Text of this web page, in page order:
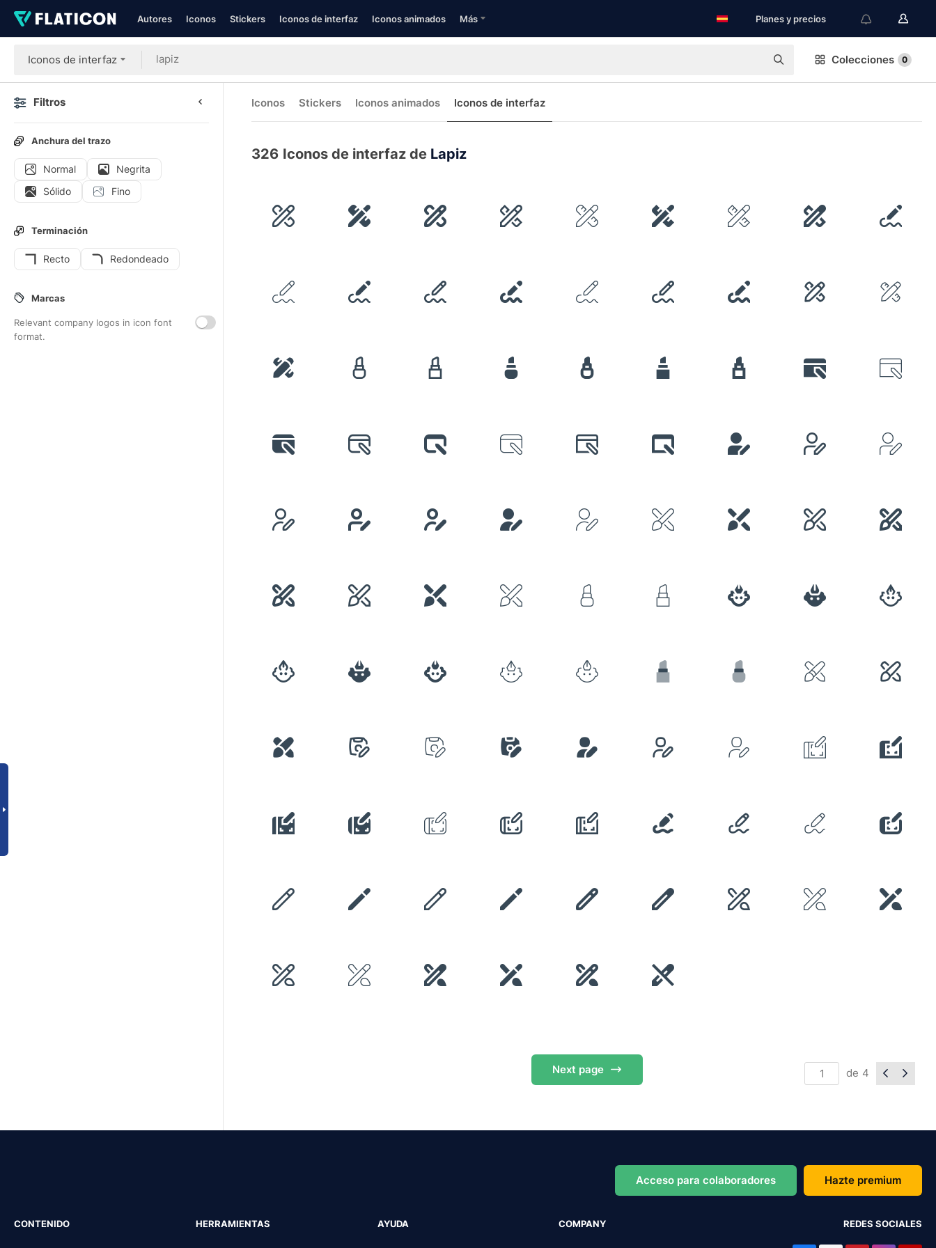
Autores Iconos Stickers Iconos de interfaz Iconos animados Más Planes y precios
Iconos de interfaz Colecciones 0
Filtros
Anchura del trazo
Normal
Negrita
Sólido
Fino
Terminación
Recto Redondeado
Marcas
Relevant company logos in icon font
format.
Iconos Stickers Iconos animados Iconos de interfaz
326 Iconos de interfaz de Lapiz
Next page de 4
Acceso para colaboradores Hazte premium
CONTENIDO HERRAMIENTAS AYUDA COMPANY REDES SOCIALES